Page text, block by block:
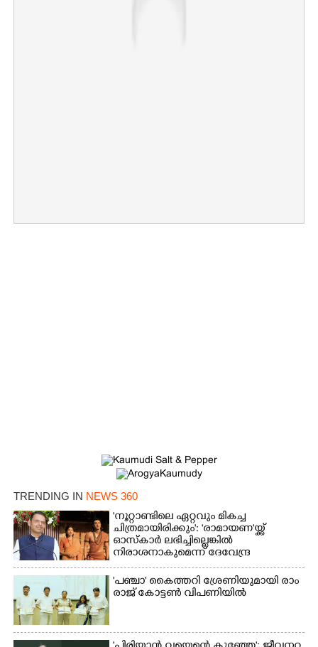
TRENDING IN NEWS 360
'നൂറ്റാണ്ടിലെ ഏറ്റവും മികച്ച
ചിത്രമായിരിക്കും': 'രാമായണ'യ്ക്ക്
ഓസ്കാ‌ർ ലഭിച്ചില്ലെങ്കിൽ
നിരാശനാകുമെന്ന് ദേവേന്ദ്ര
ഫഡ്നാവിസ്
'​പ​ഞ്ചാ​'​ ​കൈ​ത്ത​റി​ ​ശ്രേ​ണി​യു​മാ​യി​ ​രാം​
രാ​ജ് ​കോ​ട്ടൺ വിപണിയിൽ
×
Share this link